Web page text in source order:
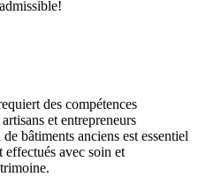
des compétences
et entrepreneurs
bâtiments anciens est essentiel
avec soin et